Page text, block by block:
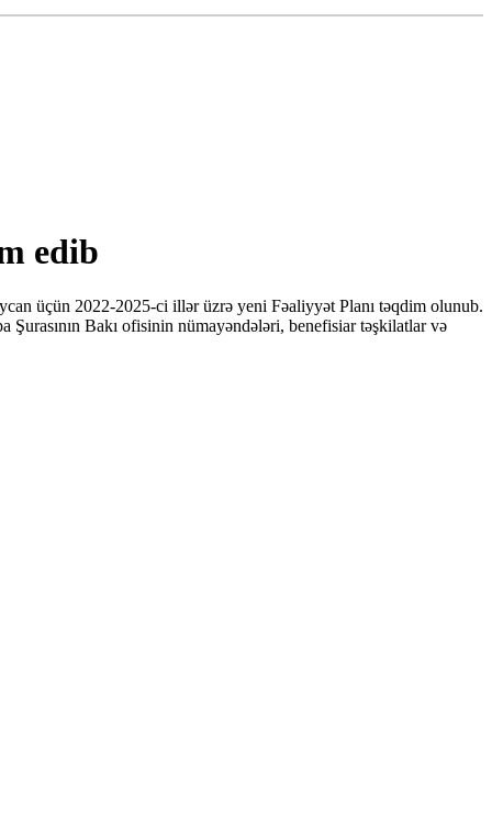
edib
üçün 2022-2025-ci illər üzrə yeni Fəaliyyət Planı təqdim olunub.
Bakı ofisinin nümayəndələri, benefisiar təşkilatlar və